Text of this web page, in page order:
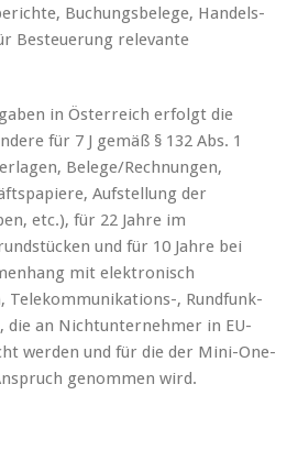
Buchungsbelege, Handels-
Besteuerung relevante
in Österreich erfolgt die
für 7 J gemäß § 132 Abs. 1
Belege/Rechnungen,
Aufstellung der
etc.), für 22 Jahre im
und für 10 Jahre bei
mit elektronisch
Telekommunikations-, Rundfunk-
die an Nichtunternehmer in EU-
werden und für die der Mini-One-
genommen wird.